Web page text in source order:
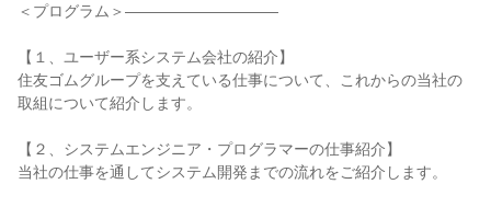
＜プログラム＞――――――――――
【１、ユーザー系システム会社の紹介】
住友ゴムグループを支えている仕事について、これからの当社の
取組について紹介します。
【２、システムエンジニア・プログラマーの仕事紹介】
当社の仕事を通してシステム開発までの流れをご紹介します。